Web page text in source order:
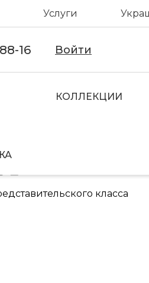
Услуги
16 Войти
КОЛЛЕКЦИИ
класса